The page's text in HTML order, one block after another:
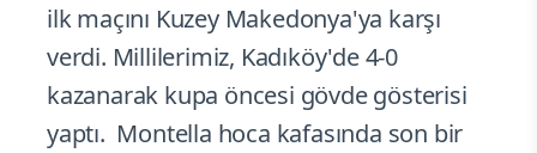
ilk maçını Kuzey Makedonya'ya karşı
verdi. Millilerimiz, Kadıköy'de 4-0
kazanarak kupa öncesi gövde gösterisi
yaptı. Montella hoca kafasında son bir